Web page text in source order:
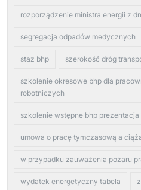
rozporządzenie ministra energii z
segregacja odpadów medycznych
staz bhp szerokość dróg
szkolenie okresowe bhp dla
robotniczych
szkolenie wstępne bhp prezentacja
umowa o pracę tymczasową a
w przypadku zauważenia pożaru
wydatek energetyczny tabela